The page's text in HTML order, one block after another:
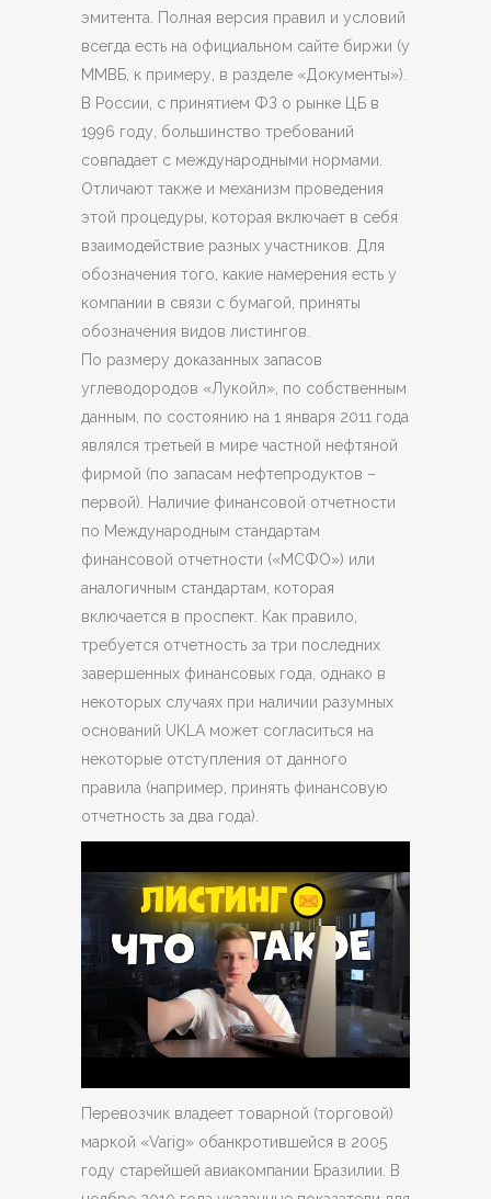
эмитента. Полная версия правил и условий
всегда есть на официальном сайте биржи (у
ММВБ, к примеру, в разделе «Документы»).
В России, с принятием ФЗ о рынке ЦБ в
1996 году, большинство требований
совпадает с международными нормами.
Отличают также и механизм проведения
этой процедуры, которая включает в себя
взаимодействие разных участников. Для
обозначения того, какие намерения есть у
компании в связи с бумагой, приняты
обозначения видов листингов.
По размеру доказанных запасов
углеводородов «Лукойл», по собственным
данным, по состоянию на 1 января 2011 года
являлся третьей в мире частной нефтяной
фирмой (по запасам нефтепродуктов –
первой). Наличие финансовой отчетности
по Международным стандартам
финансовой отчетности («МСФО») или
аналогичным стандартам, которая
включается в проспект. Как правило,
требуется отчетность за три последних
завершенных финансовых года, однако в
некоторых случаях при наличии разумных
оснований UKLA может согласиться на
некоторые отступления от данного
правила (например, принять финансовую
отчетность за два года).
Перевозчик владеет товарной (торговой)
маркой «Varig» обанкротившейся в 2005
году старейшей авиакомпании Бразилии. В